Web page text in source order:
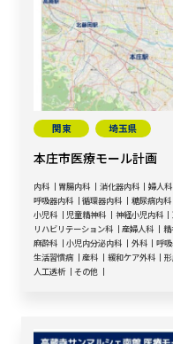
関東 埼玉県
本庄市医療モール計画
内科 胃腸内科 消化器内科 婦人科
呼吸器内科
循環器内科 糖尿病内科
小児科
児童精神科 神経小児内科
リハビリテーション科
産婦人科 精
麻酔科
小児内分泌内科 外科 呼
生活習慣病
産科 緩和ケア外科
人工透析
その他